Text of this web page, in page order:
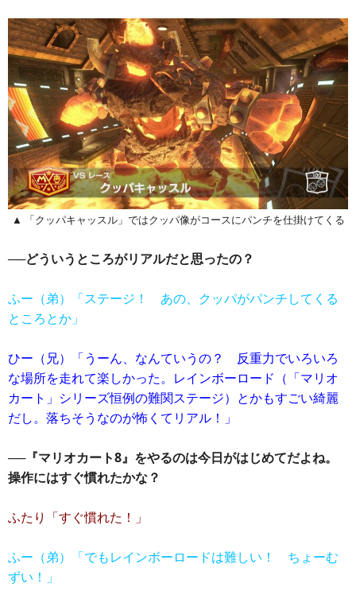
▲ 「クッパキャッスル」ではクッパ像がコースにパンチを仕掛けてくる
──どういうところがリアルだと思ったの？
ふー（弟）「ステージ！ あの、クッパがパンチしてくる
ところとか」
ひー（兄）「うーん、なんていうの？ 反重力でいろいろ
な場所を走れて楽しかった。レインボーロード（「マリオ
カート」シリーズ恒例の難関ステージ）とかもすごい綺麗
だし。落ちそうなのが怖くてリアル！」
──『マリオカート8』をやるのは今日がはじめてだよね。
操作にはすぐ慣れたかな？
ふたり「すぐ慣れた！」
ふー（弟）「でもレインボーロードは難しい！ ちょーむ
ずい！」